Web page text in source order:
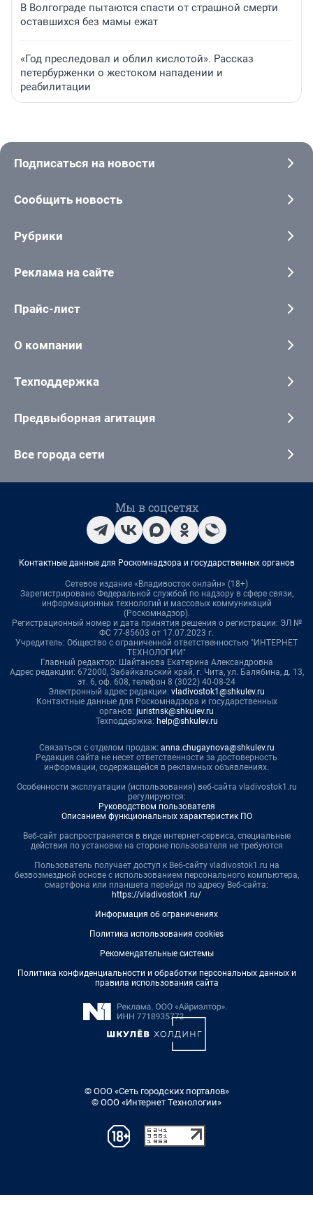
В Волгограде пытаются спасти от страшной смерти
оставшихся без мамы ежат
«Год преследовал и облил кислотой». Рассказ
петербурженки о жестоком нападении и
реабилитации
Подписаться на новости
Сообщить новость
Рубрики
Реклама на сайте
Прайс-лист
О компании
Техподдержка
Предвыборная агитация
Все города сети
Мы в соцсетях
Контактные данные для Роскомнадзора и государственных органов
Сетевое издание «Владивосток онлайн» (18+)
Зарегистрировано Федеральной службой по надзору в сфере связи,
информационных технологий и массовых коммуникаций
(Роскомнадзор).
Регистрационный номер и дата принятия решения о регистрации: ЭЛ №
ФС 77-85603 от 17.07.2023 г.
Учредитель: Общество с ограниченной ответственностью "ИНТЕРНЕТ
ТЕХНОЛОГИИ"
Главный редактор: Шайтанова Екатерина Александровна
Адрес редакции: 672000, Забайкальский край, г. Чита, ул. Балябина, д. 13,
эт. 6, оф. 608, телефон 8 (3022) 40-08-24
Электронный адрес редакции: vladivostok1@shkulev.ru
Контактные данные для Роскомнадзора и государственных
органов: juristnsk@shkulev.ru
Техподдержка: help@shkulev.ru
Связаться с отделом продаж: anna.chugaynova@shkulev.ru
Редакция сайта не несет ответственности за достоверность
информации, содержащейся в рекламных объявлениях.
Особенности эксплуатации (использования) веб-сайта vladivostok1.ru
регулируются:
Руководством пользователя
Описанием функциональных характеристик ПО
Веб-сайт распространяется в виде интернет-сервиса, специальные
действия по установке на стороне пользователя не требуются
Пользователь получает доступ к Веб-сайту vladivostok1.ru на
безвозмездной основе с использованием персонального компьютера,
смартфона или планшета перейдя по адресу Веб-сайта:
https://vladivostok1.ru/
Информация об ограничениях
Политика использования cookies
Рекомендательные системы
Политика конфиденциальности и обработки персональных данных и
правила использования сайта
© ООО «Сеть городских порталов»
© ООО «Интернет Технологии»